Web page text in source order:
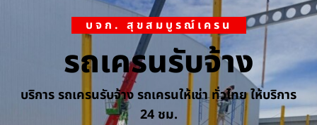
บจก. สุขสมบูรณ์เครน
รถเครนรับจ้าง
บริการ รถเครนรับจ้าง รถเครนให้เช่า ทั่วไทย ให้บริการ
24 ชม.